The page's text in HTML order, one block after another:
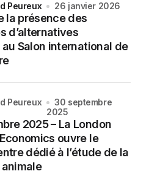
la présence des
d’alternatives
Salon international de
Peureux 26 janvier 2026
2025 – La London
ouvre le
dédié à l’étude de la
Peureux
30 septembre
2025